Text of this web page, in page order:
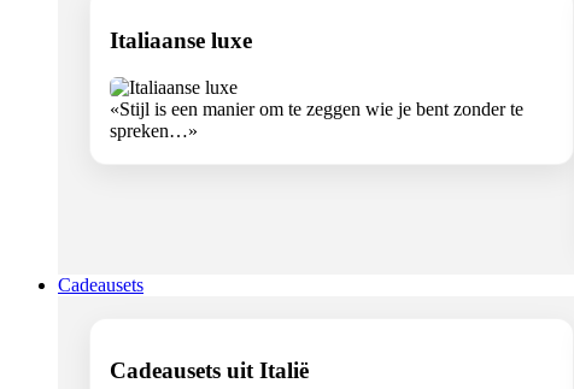
Italiaanse luxe
«Stijl is een manier om te zeggen wie je bent zonder te
spreken…»
Cadeausets
Cadeausets uit Italië